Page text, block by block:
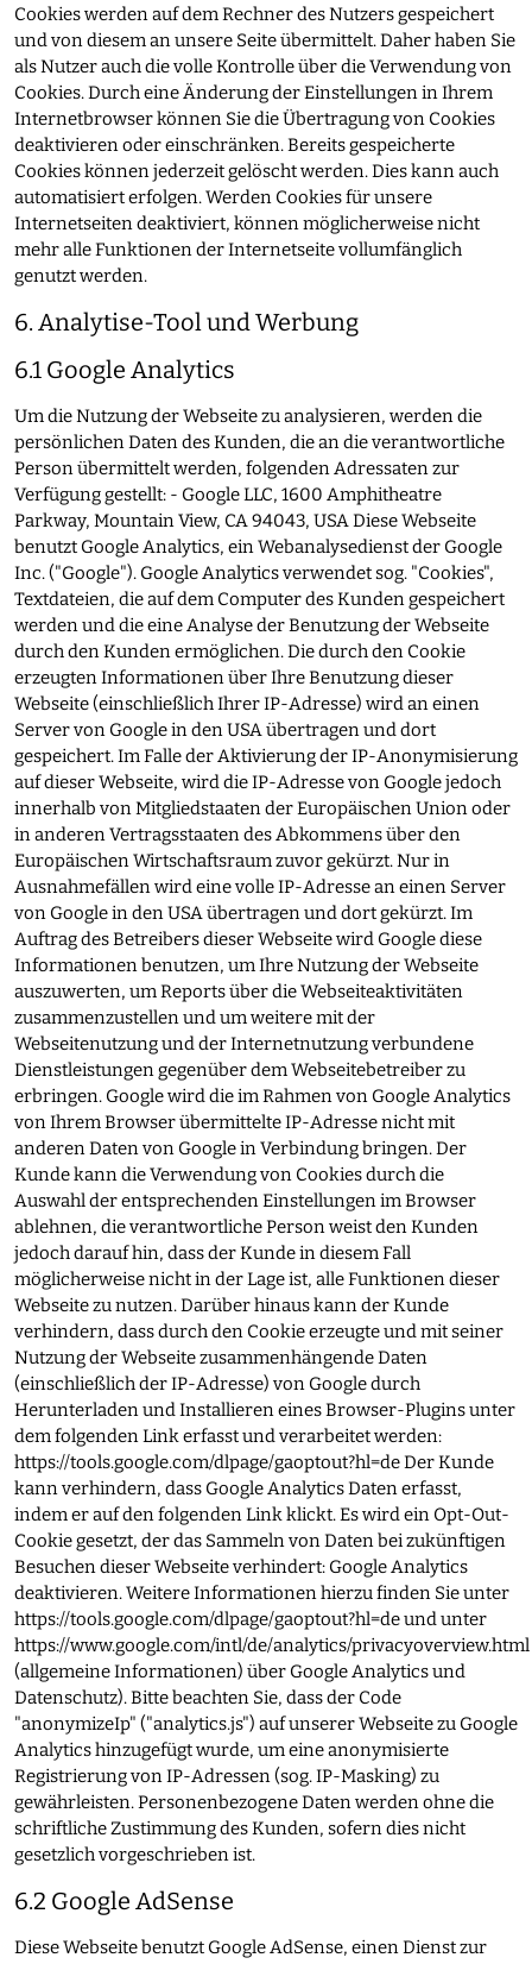
Cookies werden auf dem Rechner des Nutzers gespeichert
und von diesem an unsere Seite übermittelt. Daher haben Sie
als Nutzer auch die volle Kontrolle über die Verwendung von
Cookies. Durch eine Änderung der Einstellungen in Ihrem
Internetbrowser können Sie die Übertragung von Cookies
deaktivieren oder einschränken. Bereits gespeicherte
Cookies können jederzeit gelöscht werden. Dies kann auch
automatisiert erfolgen. Werden Cookies für unsere
Internetseiten deaktiviert, können möglicherweise nicht
mehr alle Funktionen der Internetseite vollumfänglich
genutzt werden.
6. Analytise-Tool und Werbung
6.1 Google Analytics
Um die Nutzung der Webseite zu analysieren, werden die
persönlichen Daten des Kunden, die an die verantwortliche
Person übermittelt werden, folgenden Adressaten zur
Verfügung gestellt: - Google LLC, 1600 Amphitheatre
Parkway, Mountain View, CA 94043, USA Diese Webseite
benutzt Google Analytics, ein Webanalysedienst der Google
Inc. ("Google"). Google Analytics verwendet sog. "Cookies",
Textdateien, die auf dem Computer des Kunden gespeichert
werden und die eine Analyse der Benutzung der Webseite
durch den Kunden ermöglichen. Die durch den Cookie
erzeugten Informationen über Ihre Benutzung dieser
Webseite (einschließlich Ihrer IP-Adresse) wird an einen
Server von Google in den USA übertragen und dort
gespeichert. Im Falle der Aktivierung der IP-Anonymisierung
auf dieser Webseite, wird die IP-Adresse von Google jedoch
innerhalb von Mitgliedstaaten der Europäischen Union oder
in anderen Vertragsstaaten des Abkommens über den
Europäischen Wirtschaftsraum zuvor gekürzt. Nur in
Ausnahmefällen wird eine volle IP-Adresse an einen Server
von Google in den USA übertragen und dort gekürzt. Im
Auftrag des Betreibers dieser Webseite wird Google diese
Informationen benutzen, um Ihre Nutzung der Webseite
auszuwerten, um Reports über die Webseiteaktivitäten
zusammenzustellen und um weitere mit der
Webseitenutzung und der Internetnutzung verbundene
Dienstleistungen gegenüber dem Webseitebetreiber zu
erbringen. Google wird die im Rahmen von Google Analytics
von Ihrem Browser übermittelte IP-Adresse nicht mit
anderen Daten von Google in Verbindung bringen. Der
Kunde kann die Verwendung von Cookies durch die
Auswahl der entsprechenden Einstellungen im Browser
ablehnen, die verantwortliche Person weist den Kunden
jedoch darauf hin, dass der Kunde in diesem Fall
möglicherweise nicht in der Lage ist, alle Funktionen dieser
Webseite zu nutzen. Darüber hinaus kann der Kunde
verhindern, dass durch den Cookie erzeugte und mit seiner
Nutzung der Webseite zusammenhängende Daten
(einschließlich der IP-Adresse) von Google durch
Herunterladen und Installieren eines Browser-Plugins unter
dem folgenden Link erfasst und verarbeitet werden:
https://tools.google.com/dlpage/gaoptout?hl=deDer Kunde
kann verhindern, dass Google Analytics Daten erfasst,
indem er auf den folgenden Link klickt. Es wird ein Opt-Out-
Cookie gesetzt, der das Sammeln von Daten bei zukünftigen
Besuchen dieser Webseite verhindert: Google Analytics
deaktivieren. Weitere Informationen hierzu finden Sie unter
https://tools.google.com/dlpage/gaoptout?hl=deund unter
https://www.google.com/intl/de/analytics/privacyoverview.html
(allgemeine Informationen) über Google Analytics und
Datenschutz). Bitte beachten Sie, dass der Code
"anonymizeIp" ("analytics.js") auf unserer Webseite zu Google
Analytics hinzugefügt wurde, um eine anonymisierte
Registrierung von IP-Adressen (sog. IP-Masking) zu
gewährleisten. Personenbezogene Daten werden ohne die
schriftliche Zustimmung des Kunden, sofern dies nicht
gesetzlich vorgeschrieben ist.
6.2 Google AdSense
Diese Webseite benutzt Google AdSense, einen Dienst zur